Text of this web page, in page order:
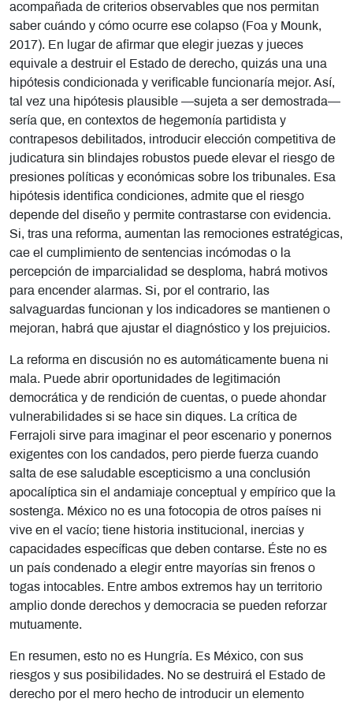
acompañada de criterios observables que nos permitan
saber cuándo y cómo ocurre ese colapso (Foa y Mounk,
2017). En lugar de afirmar que elegir juezas y jueces
equivale a destruir el Estado de derecho, quizás una una
hipótesis condicionada y verificable funcionaría mejor. Así,
tal vez una hipótesis plausible —sujeta a ser demostrada—
sería que, en contextos de hegemonía partidista y
contrapesos debilitados, introducir elección competitiva de
judicatura sin blindajes robustos puede elevar el riesgo de
presiones políticas y económicas sobre los tribunales. Esa
hipótesis identifica condiciones, admite que el riesgo
depende del diseño y permite contrastarse con evidencia.
Si, tras una reforma, aumentan las remociones estratégicas,
cae el cumplimiento de sentencias incómodas o la
percepción de imparcialidad se desploma, habrá motivos
para encender alarmas. Si, por el contrario, las
salvaguardas funcionan y los indicadores se mantienen o
mejoran, habrá que ajustar el diagnóstico y los prejuicios.
La reforma en discusión no es automáticamente buena ni
mala. Puede abrir oportunidades de legitimación
democrática y de rendición de cuentas, o puede ahondar
vulnerabilidades si se hace sin diques. La crítica de
Ferrajoli sirve para imaginar el peor escenario y ponernos
exigentes con los candados, pero pierde fuerza cuando
salta de ese saludable escepticismo a una conclusión
apocalíptica sin el andamiaje conceptual y empírico que la
sostenga. México no es una fotocopia de otros países ni
vive en el vacío; tiene historia institucional, inercias y
capacidades específicas que deben contarse. Éste no es
un país condenado a elegir entre mayorías sin frenos o
togas intocables. Entre ambos extremos hay un territorio
amplio donde derechos y democracia se pueden reforzar
mutuamente.
En resumen, esto no es Hungría. Es México, con sus
riesgos y sus posibilidades. No se destruirá el Estado de
derecho por el mero hecho de introducir un elemento